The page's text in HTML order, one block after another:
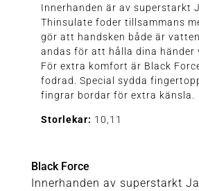
Innerhanden är av superstarkt
Thinsulate foder tillsammans
gör att handsken både är
andas för att hålla dina händer
För extra komfort är Black
fodrad. Special sydda
fingrar bordar för extra känsla.
Storlekar: 10,11
Black Force
Innerhanden av superstarkt